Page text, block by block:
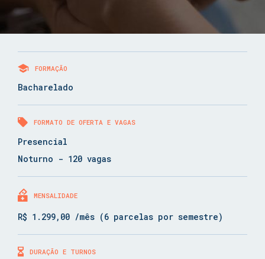
FORMAÇÃO
Bacharelado
FORMATO DE OFERTA E VAGAS
Presencial
Noturno - 120 vagas
MENSALIDADE
R$ 1.299,00 /mês (6 parcelas por semestre)
DURAÇÃO E TURNOS